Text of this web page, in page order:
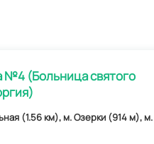
№4 (Больница святого
(1.56 км), м. Озерки (914 м),